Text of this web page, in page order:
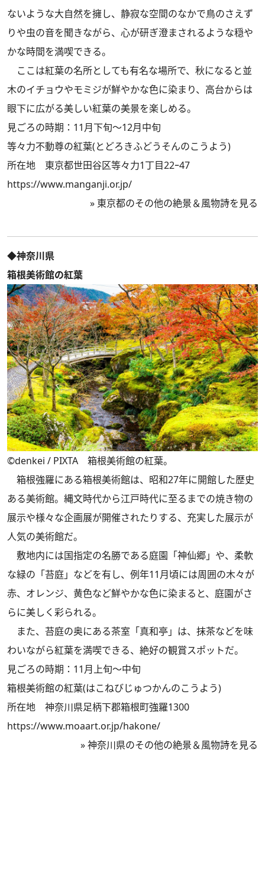
ないような大自然を擁し、静寂な空間のなかで鳥のさえず
りや虫の音を聞きながら、心が研ぎ澄まされるような穏や
かな時間を満喫できる。
ここは紅葉の名所としても有名な場所で、秋になると並
木のイチョウやモミジが鮮やかな色に染まり、高台からは
眼下に広がる美しい紅葉の美景を楽しめる。
見ごろの時期：11月下旬～12月中旬
等々力不動尊の紅葉(とどろきふどうそんのこうよう)
所在地 東京都世田谷区等々力1丁目22ｰ47
https://www.manganji.or.jp/
» 東京都のその他の絶景＆風物詩を見る
◆神奈川県
箱根美術館の紅葉
©︎denkei / PIXTA 箱根美術館の紅葉。
箱根強羅にある箱根美術館は、昭和27年に開館した歴史
ある美術館。縄文時代から江戸時代に至るまでの焼き物の
展示や様々な企画展が開催されたりする、充実した展示が
人気の美術館だ。
敷地内には国指定の名勝である庭園「神仙郷」や、柔軟
な緑の「苔庭」などを有し、例年11月頃には周囲の木々が
赤、オレンジ、黄色など鮮やかな色に染まると、庭園がさ
らに美しく彩られる。
また、苔庭の奥にある茶室「真和亭」は、抹茶などを味
わいながら紅葉を満喫できる、絶好の観賞スポットだ。
見ごろの時期：11月上旬～中旬
箱根美術館の紅葉(はこねびじゅつかんのこうよう)
所在地 神奈川県足柄下郡箱根町強羅1300
https://www.moaart.or.jp/hakone/
»神奈川県のその他の絶景＆風物詩を見る